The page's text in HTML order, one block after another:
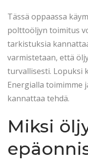
Tässä oppaassa
polttoöljyn toimitus
tarkistuksia
varmistetaan, että
turvallisesti. Lopuksi
Energialla toimimme
kannattaa tehdä.
Miksi